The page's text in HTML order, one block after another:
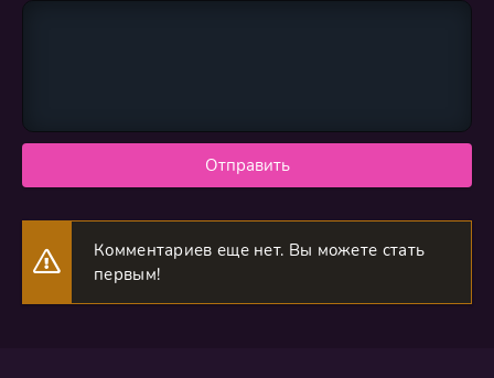
Отправить
Комментариев еще нет. Вы можете стать
первым!